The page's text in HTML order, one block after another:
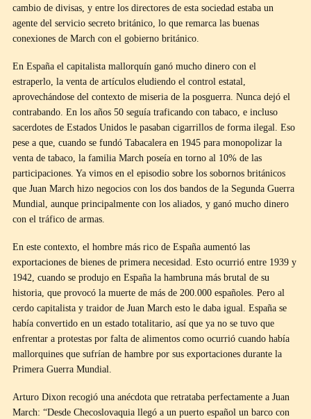
cambio de divisas, y entre los directores de esta sociedad estaba un
agente del servicio secreto británico, lo que remarca las buenas
conexiones de March con el gobierno británico.
En España el capitalista mallorquín ganó mucho dinero con el
estraperlo, la venta de artículos eludiendo el control estatal,
aprovechándose del contexto de miseria de la posguerra. Nunca dejó el
contrabando. En los años 50 seguía traficando con tabaco, e incluso
sacerdotes de Estados Unidos le pasaban cigarrillos de forma ilegal. Eso
pese a que, cuando se fundó Tabacalera en 1945 para monopolizar la
venta de tabaco, la familia March poseía en torno al 10% de las
participaciones. Ya vimos en el episodio sobre los sobornos británicos
que Juan March hizo negocios con los dos bandos de la Segunda Guerra
Mundial, aunque principalmente con los aliados, y ganó mucho dinero
con el tráfico de armas.
En este contexto, el hombre más rico de España aumentó las
exportaciones de bienes de primera necesidad. Esto ocurrió entre 1939 y
1942, cuando se produjo en España la hambruna más brutal de su
historia, que provocó la muerte de más de 200.000 españoles. Pero al
cerdo capitalista y traidor de Juan March esto le daba igual. España se
había convertido en un estado totalitario, así que ya no se tuvo que
enfrentar a protestas por falta de alimentos como ocurrió cuando había
mallorquines que sufrían de hambre por sus exportaciones durante la
Primera Guerra Mundial.
Arturo Dixon recogió una anécdota que retrataba perfectamente a Juan
March: “Desde Checoslovaquia llegó a un puerto español un barco con